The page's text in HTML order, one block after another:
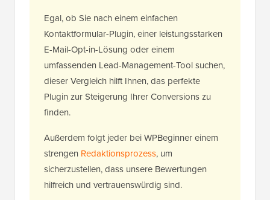
Egal, ob Sie nach einem einfachen
Kontaktformular-Plugin, einer leistungsstarken
E-Mail-Opt-in-Lösung oder einem
umfassenden Lead-Management-Tool suchen,
dieser Vergleich hilft Ihnen, das perfekte
Plugin zur Steigerung Ihrer Conversions zu
finden.
Außerdem folgt jeder bei WPBeginner einem
strengen Redaktionsprozess, um
sicherzustellen, dass unsere Bewertungen
hilfreich und vertrauenswürdig sind.